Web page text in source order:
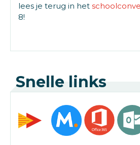
lees je terug in het
8!
Snelle links